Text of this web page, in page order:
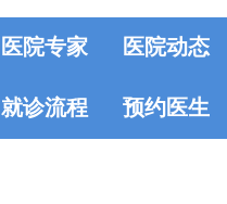
医院专家 医院动态
就诊流程 预约医生